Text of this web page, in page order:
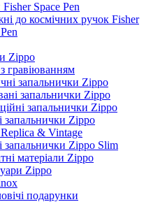
Space Pen
до космічних ручок Fisher
Zippo
гравіюванням
запальнички Zippo
запальнички Zippo
запальнички Zippo
запальнички Zippo
& Vintage
запальнички Zippo Slim
матеріали Zippo
Zippo
подарунки